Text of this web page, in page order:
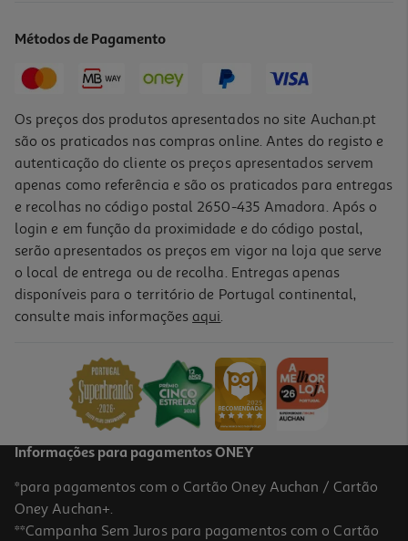
17,70 € PVP de editor
-10%
Livro Morre Sem Nada
PVP de editor
14,85 €
Métodos de Pagamento
Os preços dos produtos apresentados no site Auchan.pt
são os praticados nas compras online. Antes do registo e
autenticação do cliente os preços apresentados servem
apenas como referência e são os praticados para entregas
e recolhas no código postal 2650-435 Amadora. Após o
login e em função da proximidade e do código postal,
serão apresentados os preços em vigor na loja que serve
o local de entrega ou de recolha. Entregas apenas
disponíveis para o território de Portugal continental,
consulte mais informações aqui.
Informações para pagamentos ONEY
*para pagamentos com o Cartão Oney Auchan / Cartão
Oney Auchan+.
**Campanha Sem Juros para pagamentos com o Cartão